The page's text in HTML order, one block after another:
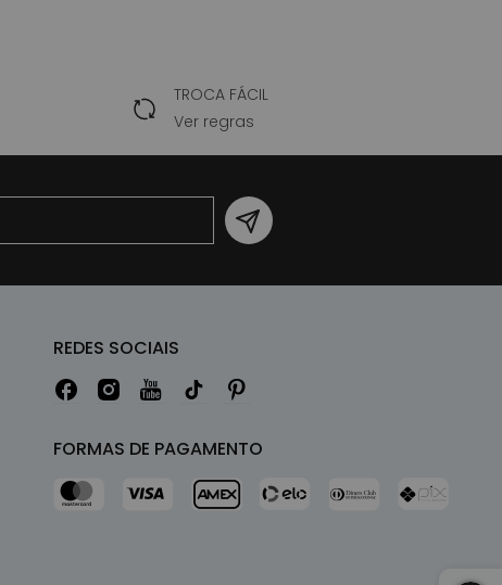
TROCA FÁCIL
Ver regras
REDES SOCIAIS
FORMAS DE PAGAMENTO